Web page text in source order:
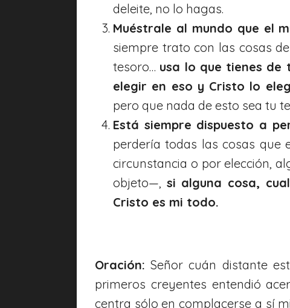
deleite, no lo hagas.
Muéstrale al mundo que el
siempre trato con las cosas
tesoro… usa lo que tienes de
elegir en eso y Cristo lo
pero que nada de esto sea tu
Está siempre dispuesto a
perdería todas las cosas que
circunstancia o por elección,
objeto—, si alguna cosa,
Cristo es mi todo.
Oración: Señor cuán distante
primeros creyentes entendió
centra sólo en complacerse a sí